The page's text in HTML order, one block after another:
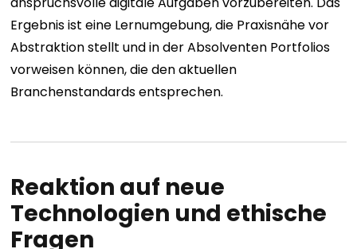
Ergebnis ist eine Lernumgebung, die Praxisnähe vor
Abstraktion stellt und in der Absolventen Portfolios
vorweisen können, die den aktuellen
Branchenstandards entsprechen.
Reaktion auf neue
Technologien und ethische
Fragen